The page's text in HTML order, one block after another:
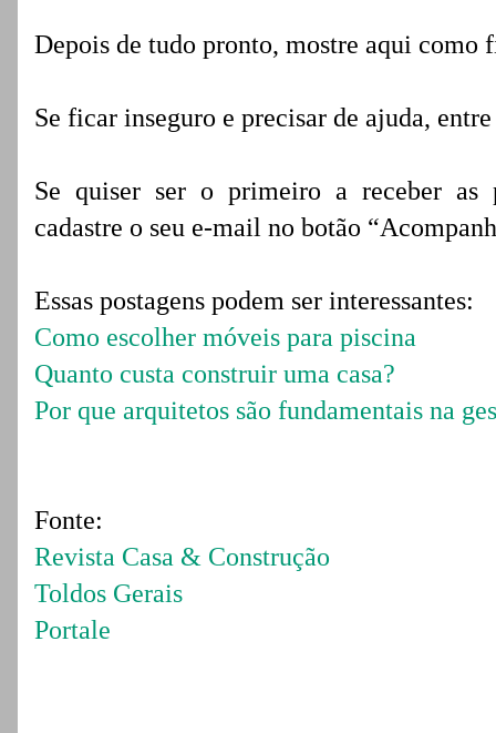
Depois de tudo pronto, mostre aqui como
Se ficar inseguro e precisar de ajuda,
Se quiser ser o primeiro a receber as
cadastre o seu e-mail no botão
Essas postagens podem ser interessantes:
Como escolher móveis para piscina
Quanto custa construir uma casa?
Por que arquitetos são fundamentais na
Fonte:
Revista Casa & Construção
Toldos Gerais
Portale